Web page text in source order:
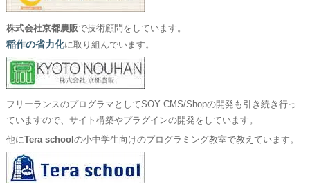
株式会社京都農販で技術顧問をしています。
稲作の省力化に取り組んでいます。
フリーランスのプログラマとしてSOY CMS/Shopの開発も引き続き行っ
ていますので、サイト構築やプラグインの開発をしています。
他にTera school の小中学生向けのプログラミング教室で教えています。